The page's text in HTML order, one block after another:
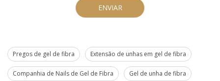
ENVIAR
Pregos de gel de fibra Extensão de unhas em gel de fibra
Companhia de Nails de Gel de Fibra Gel de unha de fibra